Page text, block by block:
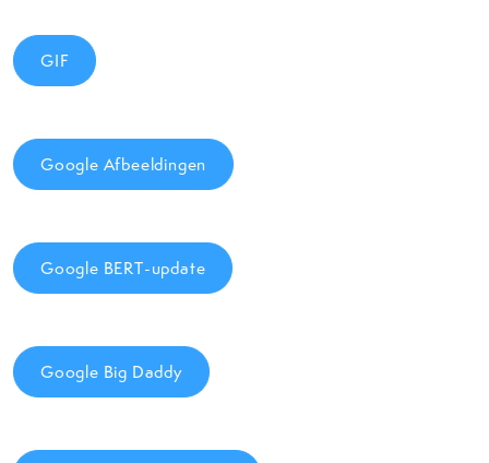
GIF
Google Afbeeldingen
Google BERT-update
Google Big Daddy